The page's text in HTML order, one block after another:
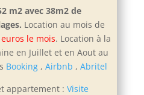
m2 avec 38m2 de
Location au mois de
le mois. Location à la
en Juillet et en Aout au
Booking, Airbnb , Abritel
appartement : Visite